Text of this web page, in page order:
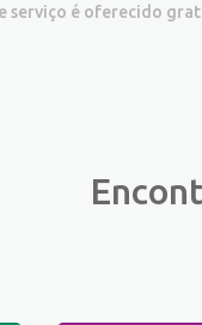
serviço é oferecido